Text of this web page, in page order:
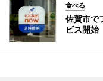
食べる
佐賀市で
ビス開